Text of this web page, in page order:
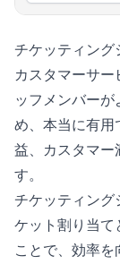
チケッティング
カスタマーサ
ッフメンバー
め、本当に有用
益、カスタマー
す。
チケッティング
ケット割り当て
ことで、効率